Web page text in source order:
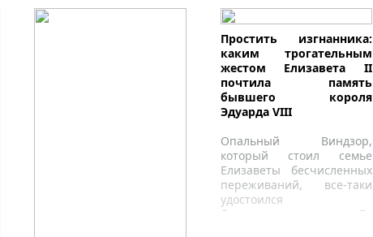
Простить изгнанника:
каким трогательным
жестом Елизавета II
почтила память
бывшего короля
Эдуарда VIII
Опальный Виндзор,
который стоил семье
Елизаветы бесчисленных
переживаний, все-таки
удостоился
благосклонности Ее